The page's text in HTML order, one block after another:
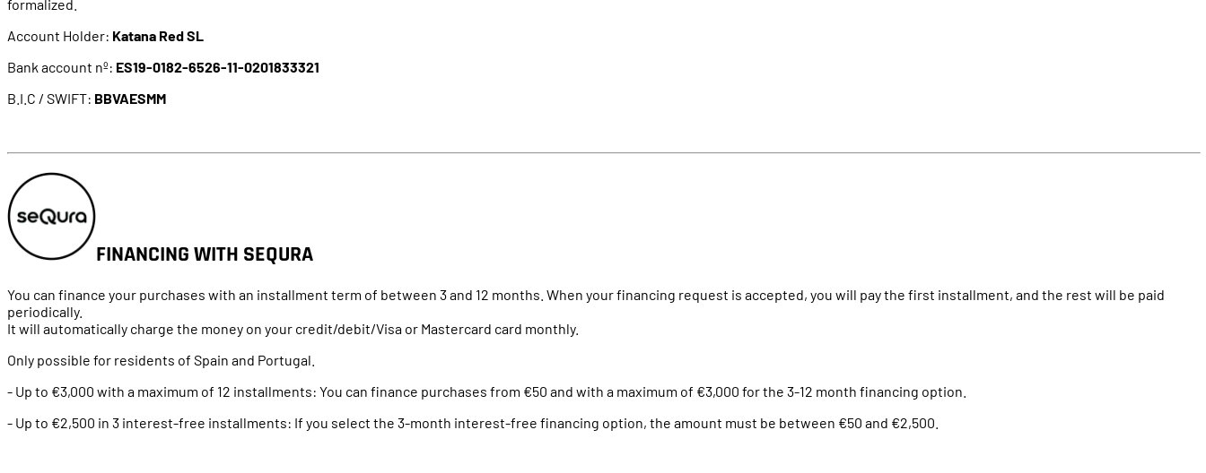
formalized.
Account Holder: Katana Red SL
Bank account nº: ES19-0182-6526-11-0201833321
B.I.C / SWIFT: BBVAESMM
FINANCING WITH SEQURA
You can finance your purchases with an installment term of between 3 and 12 months When yourfinancing request is accepted, you will paythe first installment, and the rest will be paid
periodically.
It will automatically charge the money on your credit/debit/Visa or Mastercard card monthly.
Only possible for residents of Spain and Portugal.
- Up to €3,000 with a maximum of 12 installments: You can finance purchases from €50 and with a maximum of €3,000 forthe 3-12 month financing option
- Up to €2,500 in 3 interest-free installments: If you select the 3-month interest-free financing option, the amount must be between €50 and €2,500.